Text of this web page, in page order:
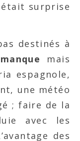
était surprise
destinés à
mais
espagnole,
une météo
; faire de la
avec les
des